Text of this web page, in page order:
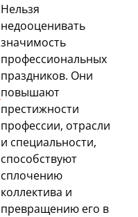
Нельзя
недооценивать
значимость
профессиональных
праздников. Они
повышают
престижности
профессии, отрасли
и специальности,
способствуют
сплочению
коллектива и
превращению его в